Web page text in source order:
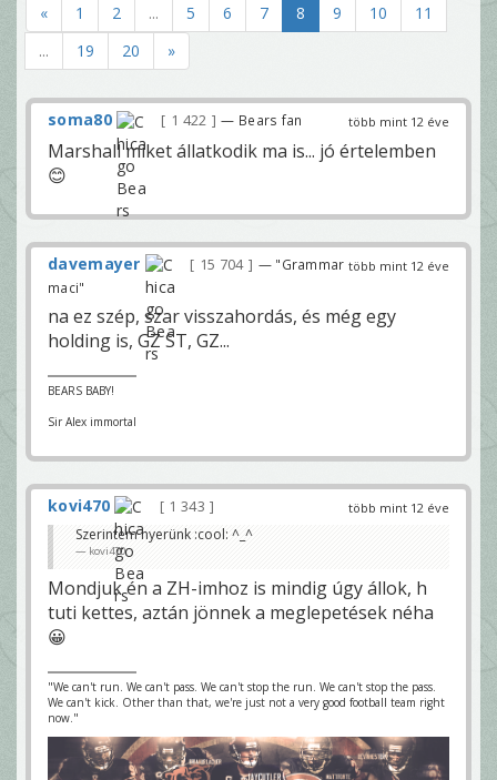
« 1 2 ... 5 6 7 8 9 10
11
...
19 20 »
több mint 12 éve
soma80 1 422 — Bears fan
Marshall miket állatkodik ma is... jó értelemben
😊
több mint 12 éve
davemayer 15 704
— "Grammar
maci"
na ez szép, szar visszahordás, és még egy
holding is, GZ ST, GZ...
BEARS BABY!
Sir Alex immortal
több mint 12 éve
kovi470
1 343
Szerintem nyerünk :cool: ^_^
kovi470
Mondjuk én a ZH-imhoz is mindig úgy állok, h
tuti kettes, aztán jönnek a meglepetések néha
😀
"We can't run. We can't pass. We can't stop the run. We can't stop the pass.
We can't kick. Other than that, we're just not a very good football team right
now."